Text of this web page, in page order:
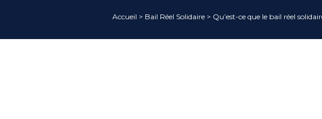
Accueil > Bail Réel Solidaire > Qu’est-ce que le bail réel